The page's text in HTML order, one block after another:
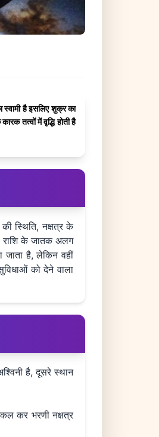
स्वामी है इसलिए शुक्र का
तत्वों में वृद्धि होती है
स्थिति, नक्षत्र के
राशि के जातक अलग
है, लेकिन वहीं
को देने वाला
है, दूसरे स्थान
कर भरणी नक्षत्र